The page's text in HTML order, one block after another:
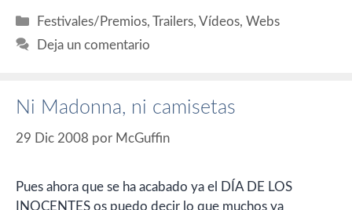
Categorías
Festivales/Premios,Trailers,Vídeos,Webs
Deja un comentario
Ni Madonna, ni camisetas
29 Dic 2008 por McGuffin
Pues ahora que se ha acabado ya el DÍA DE LOS
INOCENTES os puedo decir lo que muchos ya